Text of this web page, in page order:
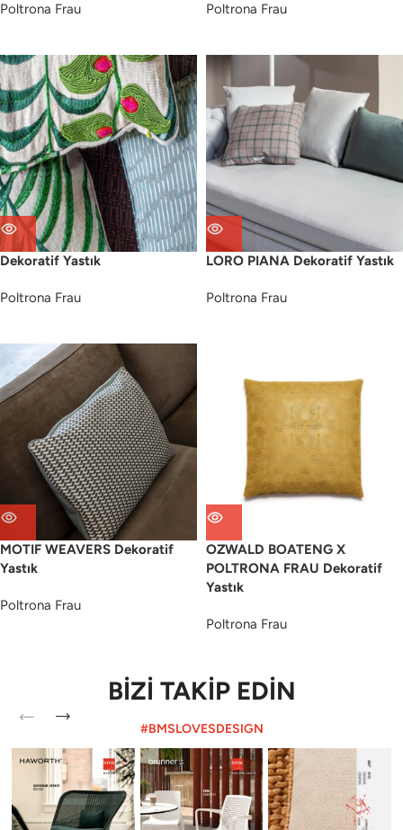
Poltrona Frau Poltrona Frau
Dekoratif Yastık
Poltrona Frau
LORO PIANA Dekoratif Yastık
Poltrona Frau
MOTIF WEAVERS Dekoratif
Yastık
Poltrona Frau
OZWALD BOATENG X
POLTRONA FRAU Dekoratif
Yastık
Poltrona Frau
BİZİ TAKİP EDİN
#BMSLOVESDESIGN